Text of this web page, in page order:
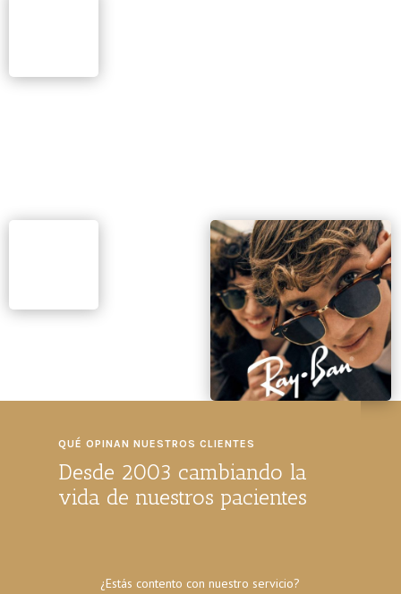
QUÉ OPINAN NUESTROS CLIENTES
Desde 2003 cambiando la
vida de nuestros pacientes
¿Estás contento con nuestro servicio?